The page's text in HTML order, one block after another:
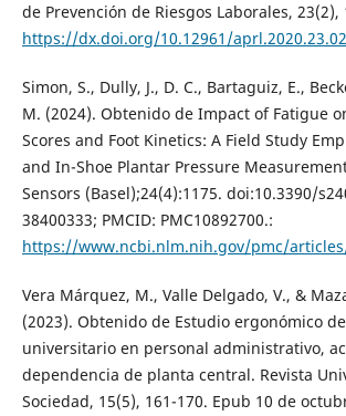
de Prevención de Riesgos Laborales, 23(2),
https://dx.doi.org/10.12961/
Simon, S., Dully, J., D. C., Bartaguiz, E.,
M. (2024). Obtenido de Impact of Fatigue
Scores and Foot Kinetics: A Field Study
and In-Shoe Plantar Pressure
Sensors (Basel);24(4):1175. doi:10.3390/
38400333; PMCID: PMC10892700.:
https://www.ncbi.nlm.nih.gov/pmc/
Vera Márquez, M., Valle Delgado, V., &
(2023). Obtenido de Estudio ergonómico
universitario en personal administrativo,
dependencia de planta central. Revista
Sociedad, 15(5), 161-170. Epub 10 de